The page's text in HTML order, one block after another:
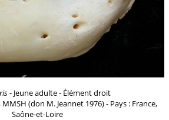
- Jeune adulte - Élément droit
(don M. Jeannet 1976) - Pays : France,
Saône-et-Loire